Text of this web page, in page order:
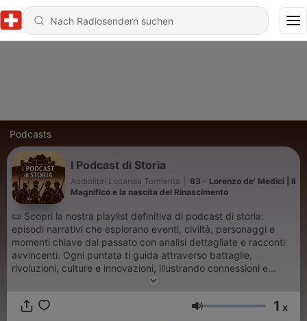
Podcasts
I Podcast di Storia
Audiolibri Locanda Tormenta
83 - Lorenzo de' Medici | Il
Magnifico e la nascita del Rinascimento
📜 Scopri la nostra playlist definitiva di podcast di storia:
episodi narrativi che esplorano eventi, civiltà, personaggi e
momenti chiave dal passato con analisi dettagliate e racconti
avvincenti. Ogni puntata ti guida attraverso battaglie,
rivoluzioni, culture e innovazioni, illustrando connessioni e
retroscena che i libri spesso tralasciano. Ideale per
ascoltando contenuti approfonditi, accurati e avvincenti —
Lautstärke 1 x